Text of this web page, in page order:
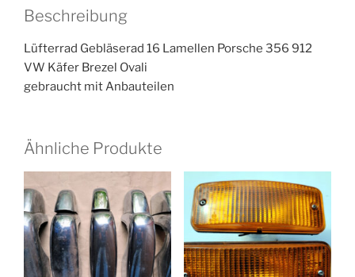
Beschreibung
Lüfterrad Gebläserad 16 Lamellen Porsche 356 912
VW Käfer Brezel Ovali
gebraucht mit Anbauteilen
Ähnliche Produkte